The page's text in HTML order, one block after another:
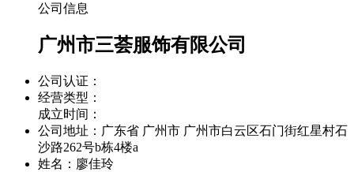
公司信息
广州市三荟服饰有限公司
公司认证：
经营类型：
成立时间：
公司地址： 广东省 广州市 广州市白云区石门街红星村石
沙路262号b栋4楼a
姓名：廖佳玲